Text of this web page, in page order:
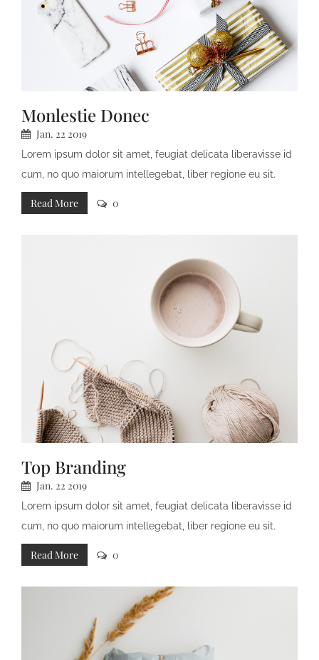
Monlestie Donec
Jan. 22 2019
Lorem ipsum dolor sit amet, feugiat delicata liberavisse id
cum, no quo maiorum intellegebat, liber regione eu sit.
Mea cu case ludus integre, vide viderer eleifend ex mea.
His at soluta regione
Read More 0
Top Branding
Jan. 22 2019
Lorem ipsum dolor sit amet, feugiat delicata liberavisse id
cum, no quo maiorum intellegebat, liber regione eu sit.
Mea cu case ludus integre, vide viderer eleifend ex mea.
His at soluta regione
Read More 0